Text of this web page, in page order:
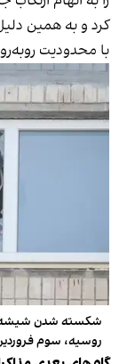
کرد و به همین
با محدودیت
شکسته شدن شیشه
روسیه، سوم